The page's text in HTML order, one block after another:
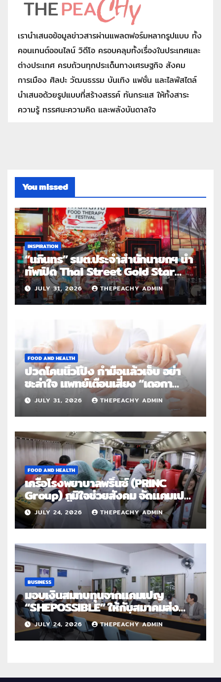
เรานำเสนอข้อมูลข่าวสารผ่านแพลตฟอร์มหลากรูปแบบ ทั้ง
คอนเทนต์ออนไลน์ วิดีโอ ครอบคลุมทั้งเรื่องในประเทศและ
ต่างประเทศ ครบถ้วนทุกประเด็นทางเศรษฐกิจ สังคม
การเมือง ศิลปะ วัฒนธรรม บันเทิง แฟชั่น และไลฟ์สไตล์
นำเสนอด้วยรูปแบบที่สร้างสรรค์ ทันกระแส ให้ทั้งสาระ
ความรู้ ทรรศนะความคิด และพลังบันดาลใจ
You missed
INSPIRATION
“นภินทร” รมต.ประจำสำนักนายกฯ นำ
ทัพเปิด Thai Street Gold Star
Roadshow 3 จังหวัดต้นแบบ
JULY 31, 2026 THEPEACHY ADMIN
FOOD AND HEALTH
ปวดโคนนิ้วโป้ง กำมือแล้วเจ็บ อย่า
ชะล่าใจ แพทย์เตือนเสี่ยง “เดอกา
แวง” โรคปลอกหุ้มเอ็นอักเสบจากการ
ใช้งานซ้ำ
JULY 31, 2026 THEPEACHY ADMIN
FOOD AND HEALTH
เครือโรงพยาบาลพริ้นซ์ (PRINC
Group) ภูมิใจช่วยสังคม จัดแคมเปญ
ใหญ่ระดับประเทศ “PRINC ผสาน :
สานต่อการให้ไม่สิ้นสุด”
JULY 24, 2026 THEPEACHY ADMIN
BUSINESS
มอบเงินสมทบทุนจากแคมเปญ
“SHEPOSSIBLE” ให้กับสมาคมส่ง
เสริมสถานภาพสตรีฯ เนื่องในวันสตรี
สากล 2569
JULY 24, 2026 THEPEACHY ADMIN